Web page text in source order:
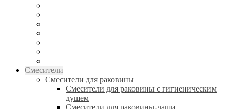
Смесители
Смесители для раковины
Смесители для раковины с гигиеническим
душем
Смесители для раковины-чаши